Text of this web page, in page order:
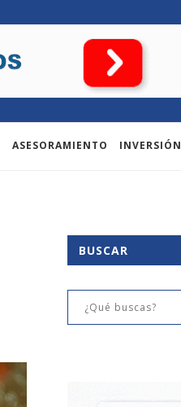
ASESORAMIENTO INVERSIÓN
BUSCAR